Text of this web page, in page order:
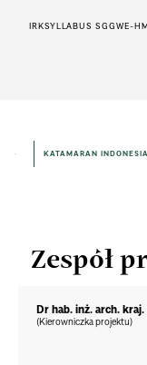
IRKSYLLABUS SGGWE-
KATAMARAN INDONESIA
Zespół
Dr hab. inż. arch.
(Kierowniczka projektu)